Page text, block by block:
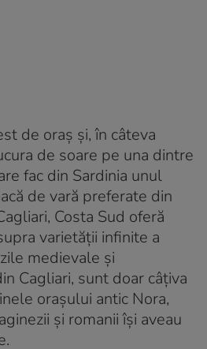
de oraș și, în câteva
de soare pe una dintre
fac din Sardinia unul
de vară preferate din
Costa Sud oferă
varietății infinite a
medievale și
Cagliari, sunt doar câțiva
orașului antic Nora,
și romanii își aveau